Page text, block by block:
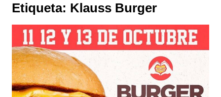
Etiqueta: Klauss Burger